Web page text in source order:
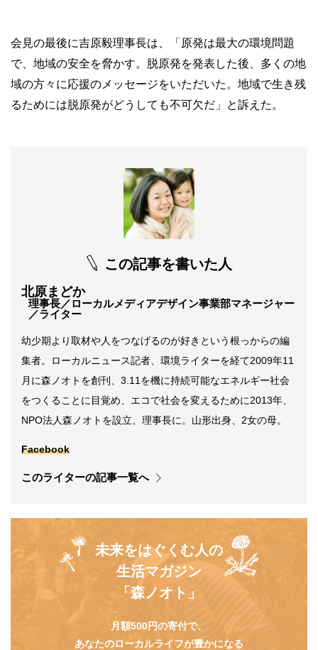
会見の最後に吉原毅理事長は、「原発は最大の環境問題
で、地域の安全を脅かす。脱原発を発表した後、多くの地
域の方々に応援のメッセージをいただいた。地域で生き残
るためには脱原発がどうしても不可欠だ」と訴えた。
この記事を書いた人
北原まどか
理事長／ローカルメディアデザイン事業部マネージャー
／ライター
幼少期より取材や人をつなげるのが好きという根っからの編
集者。ローカルニュース記者、環境ライターを経て2009年11
月に森ノオトを創刊、3.11を機に持続可能なエネルギー社会
をつくることに目覚め、エコで社会を変えるために2013年、
NPO法人森ノオトを設立、理事長に。山形出身、2女の母。
Facebook
このライターの記事一覧へ
未来をはぐくむ人の
生活マガジン
「森ノオト」
月額500円の寄付で、
あなたのローカルライフが豊かになる